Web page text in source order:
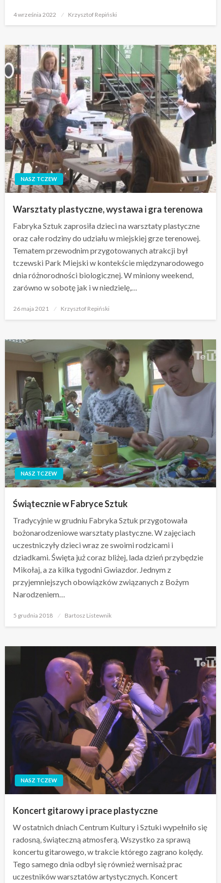
Opublikowane
4 września 2022 Krzysztof Repiński
NASZ TCZEW
Warsztaty plastyczne, wystawa i gra terenowa
Fabryka Sztuk zaprosiła dzieci na warsztaty plastyczne
oraz całe rodziny do udziału w miejskiej grze terenowej.
Tematem przewodnim przygotowanych atrakcji był
tczewski Park Miejski w kontekście międzynarodowego
dnia różnorodności biologicznej. W miniony weekend,
zarówno w sobotę jak i w niedzielę,…
Opublikowane
26 maja 2021 Krzysztof Repiński
NASZ TCZEW
Świątecznie w Fabryce Sztuk
Tradycyjnie w grudniu Fabryka Sztuk przygotowała
bożonarodzeniowe warsztaty plastyczne. W zajęciach
uczestniczyły dzieci wraz ze swoimi rodzicami i
dziadkami. Święta już coraz bliżej, lada dzień przybędzie
Mikołaj, a za kilka tygodni Gwiazdor. Jednym z
przyjemniejszych obowiązków związanych z Bożym
Narodzeniem…
Opublikowane
5 grudnia 2018 Bartosz Listewnik
NASZ TCZEW
Koncert gitarowy i prace plastyczne
W ostatnich dniach Centrum Kultury i Sztuki wypełniło się
radosną, świąteczną atmosferą. Wszystko za sprawą
koncertu gitarowego, w trakcie którego zagrano kolędy.
Tego samego dnia odbył się również wernisaż prac
uczestników warsztatów artystycznych. Koncert